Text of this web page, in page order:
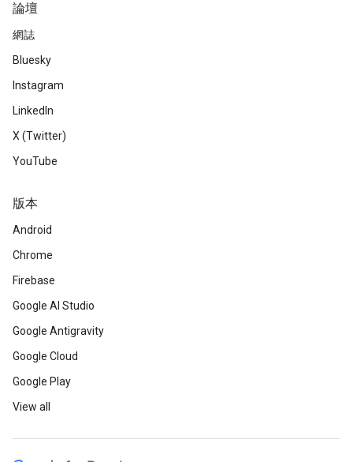
論壇
網誌
Bluesky
Instagram
LinkedIn
X (Twitter)
YouTube
版本
Android
Chrome
Firebase
Google AI Studio
Google Antigravity
Google Cloud
Google Play
View all